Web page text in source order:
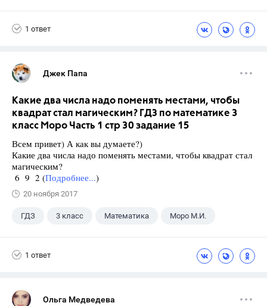
1 ответ
Джек Папа
Какие два числа надо поменять местами, чтобы
квадрат стал магическим? ГДЗ по математике 3
класс Моро Часть 1 стр 30 задание 15
Всем привет) А как вы думаете?)
Какие два числа надо поменять местами, чтобы квадрат стал
магическим?
6 9 2 (Подробнее...)
20 ноября 2017
ГДЗ 3 класс Математика Моро М.И.
1 ответ
Ольга Медведева